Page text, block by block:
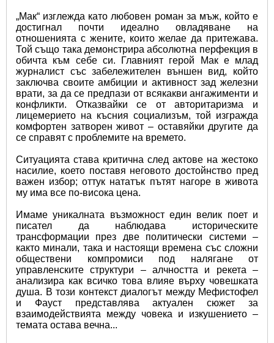
„Мак“ изглежда като любовен роман за мъж, който е
достигнал почти идеално овладяване на
отношенията с жените, които желае да притежава.
Той също така демонстрира абсолютна перфекция в
обичта към себе си. Главният герой Мак е млад
журналист със забележителен външен вид, който
заключва своите амбиции и активност зад железни
врати, за да се предпази от всякакви ангажименти и
конфликти. Отказвайки се от авторитаризма и
лицемерието на късния социализъм, той изгражда
комфортен затворен живот – оставяйки другите да
се справят с проблемите на времето.
Ситуацията става критична след актове на жестоко
насилие, което поставя неговото достойнство пред
важен избор; оттук нататък пътят нагоре в живота
му има все по-висока цена.
Имаме уникалната възможност един велик поет и
писател да наблюдава историческите
трансформации през две политически системи –
както минали, така и настоящи времена със сложни
обществени компромиси под налягане от
управленските структури – алчността и рекета –
анализира как всичко това влияе върху човешката
душа. В този контекст диалогът между Мефистофел
и Фауст представлява актуален сюжет за
взаимодействията между човека и изкушението –
темата остава вечна...